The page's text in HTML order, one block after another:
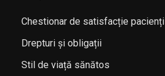
Chestionar de satisfacție pacienți
Drepturi și obligații
Stil de viață sănătos